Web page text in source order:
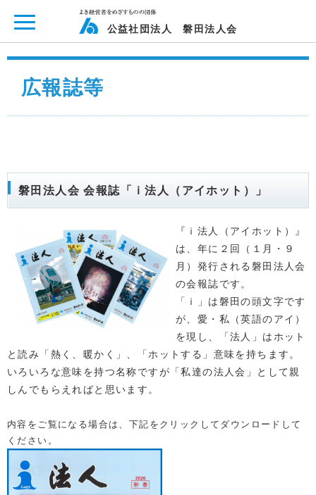
公益社団法人 磐田法人会
広報誌等
磐田法人会 会報誌「ｉ法人（アイホット）」
『ｉ法人（アイホット）』
は、年に２回（１月・９
月）発行される磐田法人会
の会報誌です。
「ｉ」は磐田の頭文字です
が、愛・私（英語のアイ）
を現し、「法人」はホット
と読み「熱く、暖かく」、「ホットする」意味を持ちます。
いろいろな意味を持つ名称ですが「私達の法人会」として親
しんでもらえればと思います。
内容をご覧になる場合は、下記をクリックしてダウンロードして
ください 。